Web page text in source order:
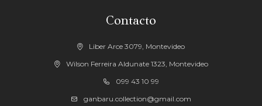
Contacto
Liber Arce 3079, Montevideo
Wilson Ferreira Aldunate 1323, Montevideo
099 43 10 99
ganbaru.collection@gmail.com